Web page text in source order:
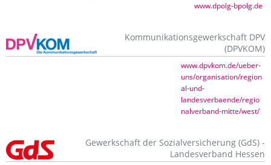
www.dpolg-bpolg.de
Kommunikationsgewerkschaft DPV
(DPVKOM)
www.dpvkom.de/ueber-
uns/organisation/region
al-und-
landesverbaende/regio
nalverband-mitte/west/
Gewerkschaft der Sozialversicherung (GdS) -
Landesverband Hessen